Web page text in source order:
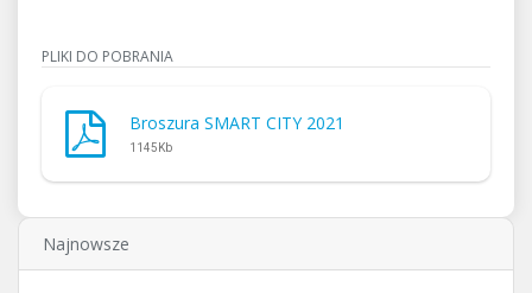
PLIKI DO POBRANIA
Broszura SMART CITY 2021
1145Kb
Najnowsze